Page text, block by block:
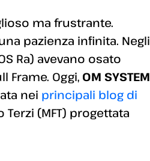
ma frustrante.
pazienza infinita. Negli
Ra) avevano osato
Frame. Oggi, OM SYSTEM
nei principali blog di
(MFT) progettata